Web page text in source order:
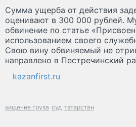
Сумма ущерба от действия
оценивают в 300 000 рублей.
обвинение по статье
использованием своего
Свою вину обвиняемый не
направлено в Пестречинский
kazanfirst.ru
хищение груза суд татарстан